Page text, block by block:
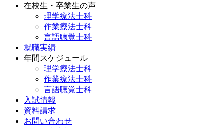
在校生・卒業生の声
理学療法士科
作業療法士科
言語聴覚士科
就職実績
年間スケジュール
理学療法士科
作業療法士科
言語聴覚士科
入試情報
資料請求
お問い合わせ